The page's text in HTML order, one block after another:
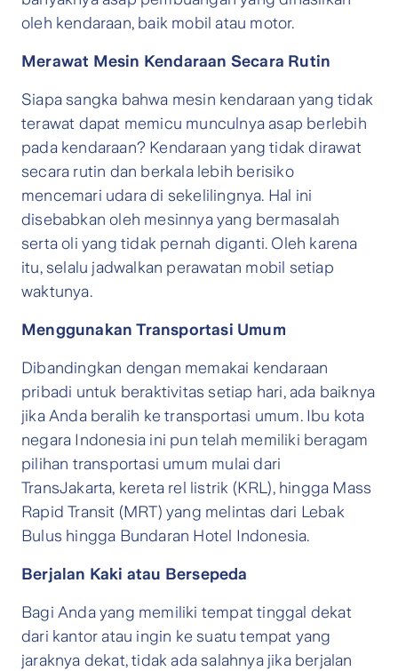
oleh kendaraan, baik mobil atau motor.
Merawat Mesin Kendaraan Secara Rutin
Siapa sangka bahwa mesin kendaraan yang tidak
terawat dapat memicu munculnya asap berlebih
pada kendaraan? Kendaraan yang tidak dirawat
secara rutin dan berkala lebih berisiko
mencemari udara di sekelilingnya. Hal ini
disebabkan oleh mesinnya yang bermasalah
serta oli yang tidak pernah diganti. Oleh karena
itu, selalu jadwalkan perawatan mobil setiap
waktunya.
Menggunakan Transportasi Umum
Dibandingkan dengan memakai kendaraan
pribadi untuk beraktivitas setiap hari, ada baiknya
jika Anda beralih ke transportasi umum. Ibu kota
negara Indonesia ini pun telah memiliki beragam
pilihan transportasi umum mulai dari
TransJakarta, kereta rel listrik (KRL), hingga Mass
Rapid Transit (MRT) yang melintas dari Lebak
Bulus hingga Bundaran Hotel Indonesia.
Berjalan Kaki atau Bersepeda
Bagi Anda yang memiliki tempat tinggal dekat
dari kantor atau ingin ke suatu tempat yang
jaraknya dekat, tidak ada salahnya jika berjalan